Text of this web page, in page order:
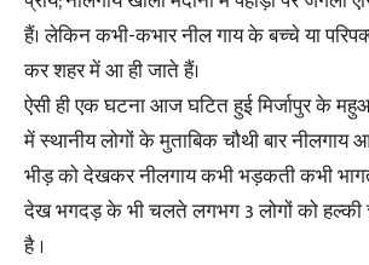
हैं। लेकिन कभी-कभार नील गाय के बच्चे या
कर शहर में आ ही जाते हैं।
ऐसी ही एक घटना आज घटित हुई मिर्जापुर के
में स्थानीय लोगों के मुताबिक चौथी बार नीलगाय
भीड़ को देखकर नीलगाय कभी भड़कती कभी
देख भगदड़ के भी चलते लगभग 3 लोगों को
है ।